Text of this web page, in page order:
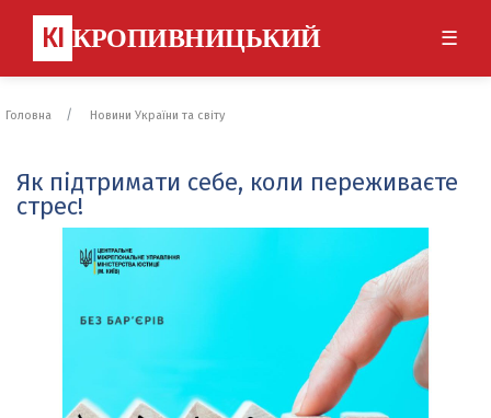
КІ КРОПИВНИЦЬКИЙ ☰
Головна Новини України та світу
Як підтримати себе, коли переживаєте
стрес!